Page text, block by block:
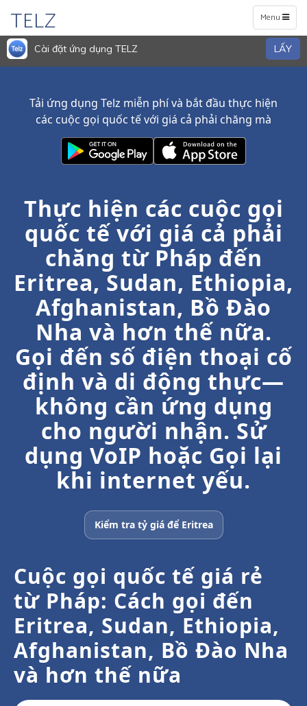
Toggle
navigation
Menu
TELZ
Cài đặt ứng dụng TELZ LẤY
Tải ứng dụng Telz miễn phí và bắt đầu thực hiện
các cuộc gọi quốc tế với giá cả phải chăng mà
Thực hiện các cuộc gọi
quốc tế với giá cả phải
chăng từ Pháp đến
Eritrea, Sudan, Ethiopia,
Afghanistan, Bồ Đào
Nha và hơn thế nữa.
Gọi đến số điện thoại cố
định và di động thực—
không cần ứng dụng
cho người nhận. Sử
dụng VoIP hoặc Gọi lại
khi internet yếu.
Kiểm tra tỷ giá để Eritrea
Cuộc gọi quốc tế giá rẻ
từ Pháp: Cách gọi đến
Eritrea, Sudan, Ethiopia,
Afghanistan, Bồ Đào Nha
và hơn thế nữa